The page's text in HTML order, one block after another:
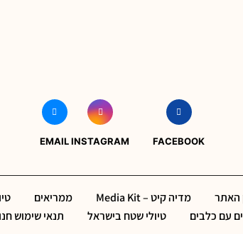
FACEBOOK
INSTAGRAM
EMAIL
האתר מדיה קיט – Media Kit ממריאים
עם כלבים
טיולי שטח בישראל תנאי שימוש